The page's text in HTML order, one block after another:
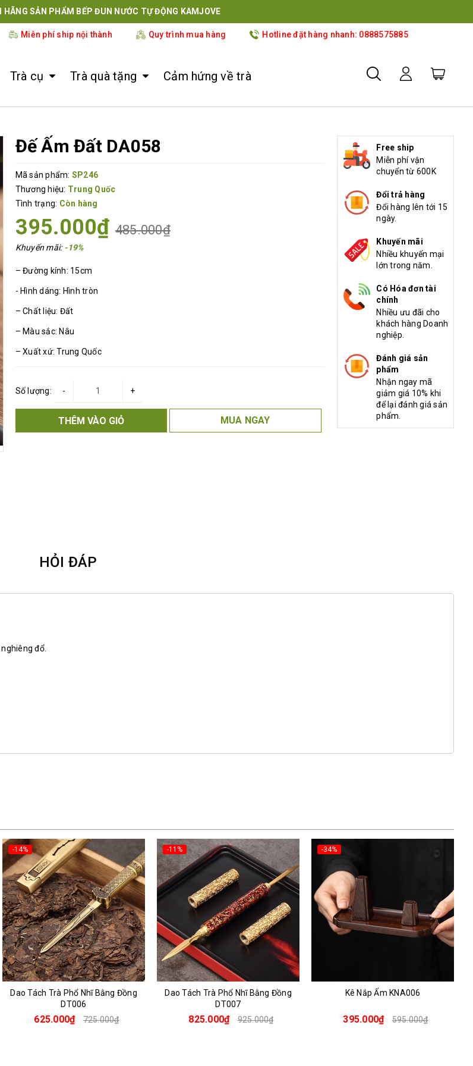
HÃNG SẢN PHẨM BẾP ĐUN NƯỚC TỰ ĐỘNG KAMJOVE
Miễn phí ship nội thành Quy trình mua hàng Hotline đặt hàng nhanh: 0888575885
Trà cụ Trà quà tặng Cảm hứng về trà
Đế Ấm Đất DA058
Mã sản phẩm: SP246
Thương hiệu: Trung Quốc
Tình trạng: Còn hàng
395.000₫ 485.000₫
Khuyến mãi: -19%
– Đường kính: 15cm
- Hình dáng: Hình tròn
– Chất liệu: Đất
– Màu sắc: Nâu
– Xuất xứ: Trung Quốc
Số lượng: +
-
THÊM VÀO GIỎ MUA NGAY
Free ship
Miễn phí vận
chuyển từ 600K
Đổi trả hàng
Đổi hàng lên tới 15
ngày.
Khuyến mãi
Nhiều khuyến mại
lớn trong năm.
Có Hóa đơn tài
chính
Nhiều ưu đãi cho
khách hàng Doanh
nghiệp.
Đánh giá sản
phẩm
Nhận ngay mã
giảm giá 10% khi
để lại đánh giá sản
phẩm.
HỎI ĐÁP
đổ.
-11%
Dao Tách Trà Phổ Nhĩ Bằng Đồng
DT007
825.000₫ 925.000₫
-34%
Kê Nắp Ấm KNA006
395.000₫ 595.000₫
-34%
Kê Nắp Ấm KNA005
395.000₫ 595.000₫